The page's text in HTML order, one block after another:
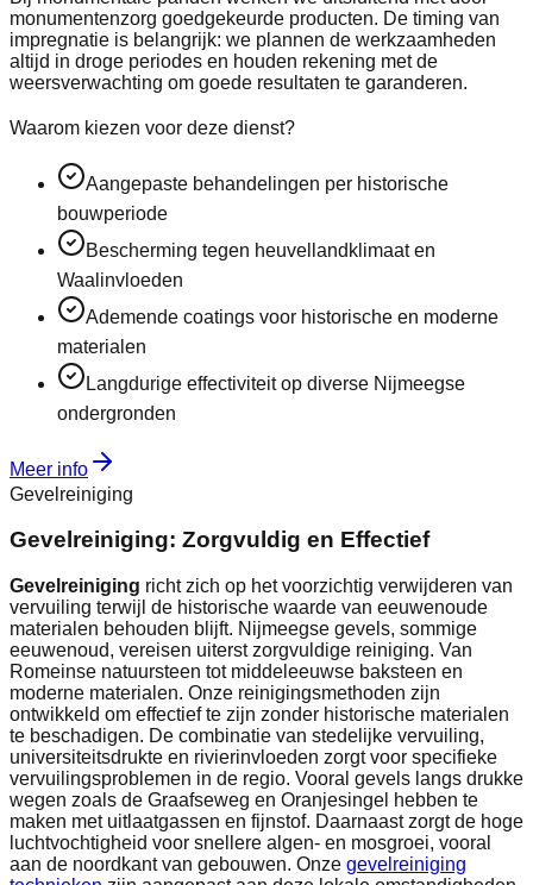
monumentenzorg goedgekeurde producten. De timing van
impregnatie is belangrijk: we plannen de werkzaamheden
altijd in droge periodes en houden rekening met de
weersverwachting om goede resultaten te garanderen.
Waarom kiezen voor deze dienst?
Aangepaste behandelingen per historische
bouwperiode
Bescherming tegen heuvellandklimaat en
Waalinvloeden
Ademende coatings voor historische en moderne
materialen
Langdurige effectiviteit op diverse Nijmeegse
ondergronden
Meer info
Gevelreiniging
Gevelreiniging: Zorgvuldig en Effectief
Gevelreiniging richt zich op het voorzichtig verwijderen van
vervuiling terwijl de historische waarde van eeuwenoude
materialen behouden blijft. Nijmeegse gevels, sommige
eeuwenoud, vereisen uiterst zorgvuldige reiniging. Van
Romeinse natuursteen tot middeleeuwse baksteen en
moderne materialen. Onze reinigingsmethoden zijn
ontwikkeld om effectief te zijn zonder historische materialen
te beschadigen. De combinatie van stedelijke vervuiling,
universiteitsdrukte en rivierinvloeden zorgt voor specifieke
vervuilingsproblemen in de regio. Vooral gevels langs drukke
wegen zoals de Graafseweg en Oranjesingel hebben te
maken met uitlaatgassen en fijnstof. Daarnaast zorgt de hoge
luchtvochtigheid voor snellere algen- en mosgroei, vooral
aan de noordkant van gebouwen. Onze gevelreiniging